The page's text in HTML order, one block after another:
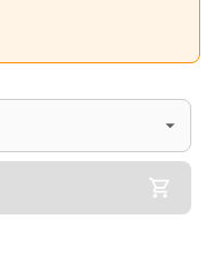
(Optioneel)